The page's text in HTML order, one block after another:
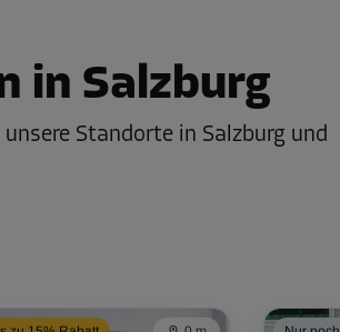
in Salzburg
Standorte in Salzburg und